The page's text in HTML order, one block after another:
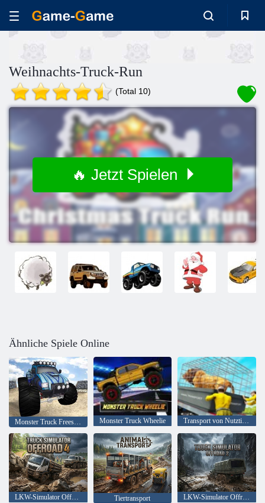
Weihnachts-Truck-Run
(Total 10)
🔥 Jetzt Spielen
Ähnliche Spiele Online
Monster Truck Freestyle Monster Truck Wheelie Transport von Nutztieren
LKW-Simulator OffRoad 4 Tiertransport LKW-Simulator Offroad 2